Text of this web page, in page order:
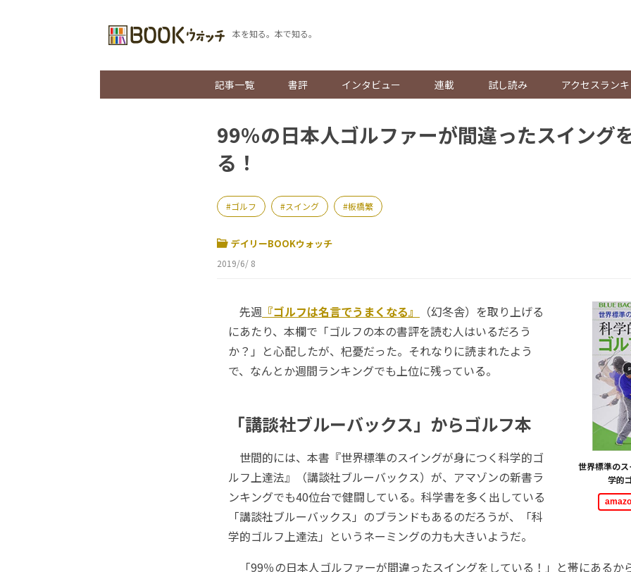
本を知る。本で知る。
記事一覧 書評 インタビュー 連載 試し読み アクセスラン
99％の日本人ゴルファーが間違ったスイング
る！
ゴルフ スイング 板橋繁
デイリーBOOKウォッチ
2019/6/ 8
世界標準の
学的
先週 『ゴルフは名言でうまくなる』
（幻冬舎）を取り上げる
にあたり、本欄で「ゴルフの本の書評を読む人はいるだろう
か？」と心配したが、杞憂だった。それなりに読まれたよう
で、なんとか週間ランキングでも上位に残っている。
「講談社ブルーバックス」からゴルフ本
世間的には、本書『世界標準のスイングが身につく科学的ゴ
ルフ上達法』（講談社ブルーバックス）が、アマゾンの新書ラ
ンキングでも40位台で健闘している。科学書を多く出している
「講談社ブルーバックス」のブランドもあるのだろうが、「科
学的ゴルフ上達法」というネーミングの力も大きいようだ。
「99％の日本人ゴルファーが間違ったスイングをしている！」と帯にあるか